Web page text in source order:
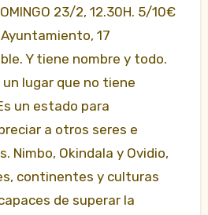
23/2, 12.30H. 5/10€
Ayuntamiento, 17
Y tiene nombre y todo.
un lugar que no tiene
un estado para
a otros seres e
Nimbo, Okindala y Ovidio,
continentes y culturas
de superar la